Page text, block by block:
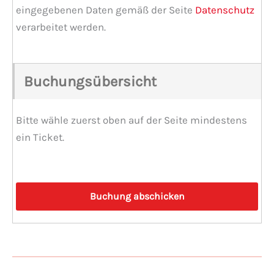
eingegebenen Daten gemäß der Seite Datenschutz
verarbeitet werden.
Buchungsübersicht
Bitte wähle zuerst oben auf der Seite mindestens
ein Ticket.